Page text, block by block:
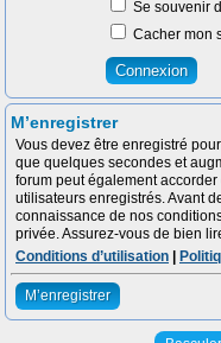
Se souvenir
Cacher mon
M’enregistrer
Vous devez être enregistré
que quelques secondes et
forum peut également
utilisateurs enregistrés. Avant
connaissance de nos
privée. Assurez-vous de bien
Conditions d’utilisation
M’enregistrer